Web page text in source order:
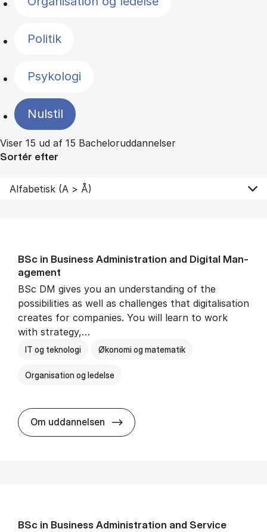
Politik
Psykologi
Nulstil
Viser 15 ud af 15 Bacheloruddannelser
Sortér efter
BSc in Busi­ness Ad­min­is­tra­tion and Di­git­al Man­
age­ment
BSc DM gives you an understanding of the
possibilities as well as challenges that digitalisation
creates for companies. You will learn to work
with strategy,…
IT og teknologi Økonomi og matematik
Organisation og ledelse
Om uddannelsen BSc in Busi­ness Ad­min­is­tra­tion
BSc in Busi­ness Ad­min­is­tra­tion and Ser­vice